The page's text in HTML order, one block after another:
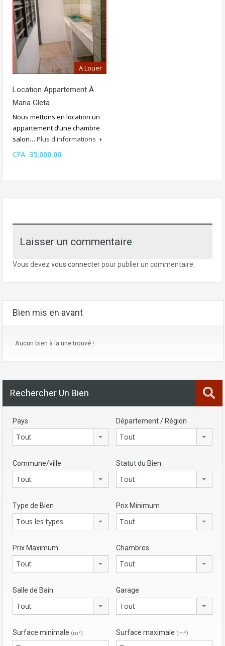
A Louer
Location Appartement À
Maria Gleta
Nous mettons en location un
appartement d’une chambre
salon… Plus d'informations
CFA 35,000.00
Laisser un commentaire
Vous devez vous connecterpour publier un commentaire.
Bien mis en avant
Aucun bien à la une trouvé !
Rechercher Un Bien
Pays
Tout
Département / Région
Tout
Commune/ville
Tout
Statut du Bien
Tout
Type de Bien
Tous les types
Prix Minimum
Tout
Prix Maximum
Tout
Chambres
Tout
Salle de Bain
Tout
Garage
Tout
Surface minimale (m²) Surface maximale (m²)